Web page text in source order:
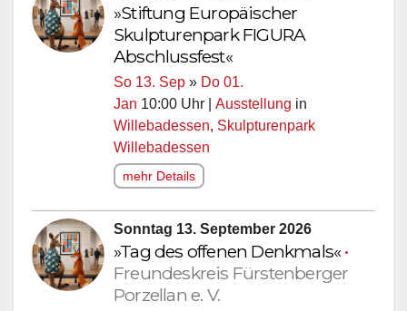
»Stiftung Europäischer
Skulpturenpark FIGURA
Abschlussfest«
So 13. Sep » Do 01.
Jan 10:00 Uhr | Ausstellung in
Willebadessen, Skulpturenpark
Willebadessen
mehr Details
Sonntag 13. September 2026
»Tag des offenen Denkmals«•
Freundeskreis Fürstenberger
Porzellan e. V.